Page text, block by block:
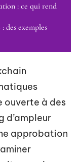
: ce qui rend
des exemples
ouverte à des
d’ampleur
approbation